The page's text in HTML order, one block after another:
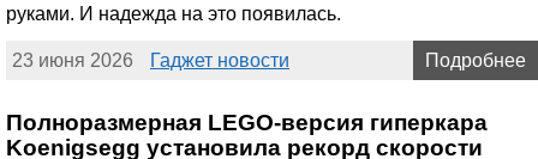
руками. И надежда на это появилась.
23 июня 2026 Гаджет новости Подробнее
Полноразмерная LEGO-версия гиперкара
Koenigsegg установила рекорд скорости